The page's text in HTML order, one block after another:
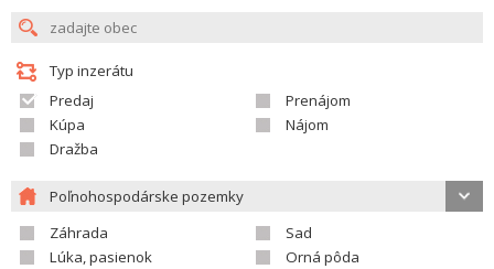
Typ inzerátu
Predaj
Prenájom
Kúpa
Nájom
Dražba
Poľnohospodárske pozemky
Záhrada
Sad
Lúka, pasienok
Orná pôda